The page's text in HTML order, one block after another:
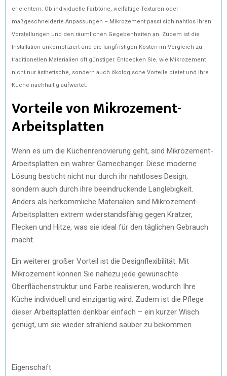
erleichtern. Ob individuelle Farbtöne, vielfältige Texturen oder
maßgeschneiderte Anpassungen – Mikrozement passt sich nahtlos Ihren
Vorstellungen und den räumlichen Gegebenheiten an. Zudem ist die
Installation unkompliziert und die langfristigen Kosten im Vergleich zu
traditionellen Materialien oft günstiger. Entdecken Sie, wie Mikrozement
nicht nur ästhetische, sondern auch ökologische Vorteile bietet und Ihre
Küche nachhaltig aufwertet.
Vorteile von Mikrozement-
Arbeitsplatten
Wenn es um die Küchenrenovierung geht, sind Mikrozement-
Arbeitsplatten ein wahrer Gamechanger. Diese moderne
Lösung besticht nicht nur durch ihr nahtloses Design,
sondern auch durch ihre beeindruckende Langlebigkeit.
Anders als herkömmliche Materialien sind Mikrozement-
Arbeitsplatten extrem widerstandsfähig gegen Kratzer,
Flecken und Hitze, was sie ideal für den täglichen Gebrauch
macht.
Ein weiterer großer Vorteil ist die Designflexibilität. Mit
Mikrozement können Sie nahezu jede gewünschte
Oberflächenstruktur und Farbe realisieren, wodurch Ihre
Küche individuell und einzigartig wird. Zudem ist die Pflege
dieser Arbeitsplatten denkbar einfach – ein kurzer Wisch
genügt, um sie wieder strahlend sauber zu bekommen.
Eigenschaft